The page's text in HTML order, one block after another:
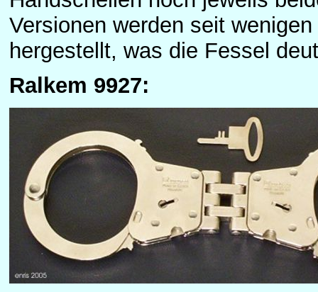
Versionen werden seit
hergestellt, was die Fessel
Ralkem 9927: